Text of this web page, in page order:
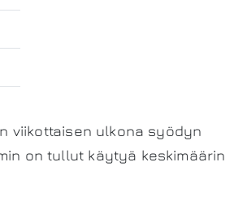
viikottaisen ulkona syödyn
on tullut käytyä keskimäärin